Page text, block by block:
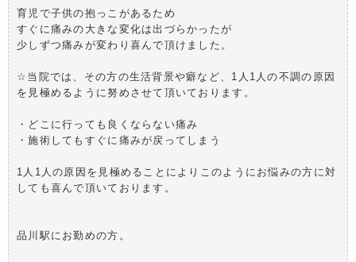
育児で子供の抱っこがあるため
すぐに痛みの大きな変化は出づらかったが
少しずつ痛みが変わり喜んで頂けました。
☆当院では、その方の生活背景や癖など、1人1人の不調の原因
を見極めるように努めさせて頂いております。
・どこに行っても良くならない痛み
・施術してもすぐに痛みが戻ってしまう
1人1人の原因を見極めることによりこのようにお悩みの方に対
しても喜んで頂いております。
品川駅にお勤めの方。